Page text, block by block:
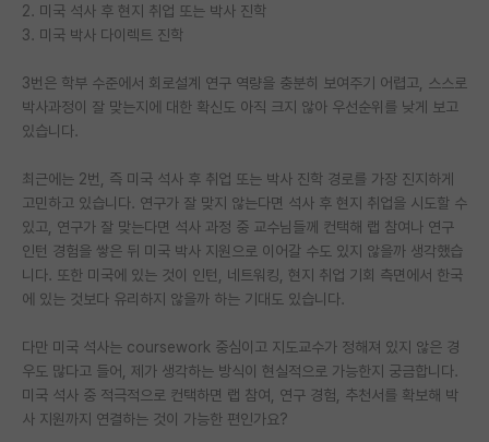
임용 후기 게시판
인문사회 계열 게시판
반도체/AI 게시판
장학금/장학생 게시판
학술 정보 게시판
커리어
유학교육
2. 미국 석사 후 현지 취업 또는 박사 진학
3. 미국 박사 다이렉트 진학
3번은 학부 수준에서 회로설계 연구 역량을 충분히 보여주기 어렵고, 스스로
박사과정이 잘 맞는지에 대한 확신도 아직 크지 않아 우선순위를 낮게 보고
있습니다.
최근에는 2번, 즉 미국 석사 후 취업 또는 박사 진학 경로를 가장 진지하게
고민하고 있습니다. 연구가 잘 맞지 않는다면 석사 후 현지 취업을 시도할 수
있고, 연구가 잘 맞는다면 석사 과정 중 교수님들께 컨택해 랩 참여나 연구
인턴 경험을 쌓은 뒤 미국 박사 지원으로 이어갈 수도 있지 않을까 생각했습
니다. 또한 미국에 있는 것이 인턴, 네트워킹, 현지 취업 기회 측면에서 한국
에 있는 것보다 유리하지 않을까 하는 기대도 있습니다.
다만 미국 석사는 coursework 중심이고 지도교수가 정해져 있지 않은 경
우도 많다고 들어, 제가 생각하는 방식이 현실적으로 가능한지 궁금합니다.
미국 석사 중 적극적으로 컨택하면 랩 참여, 연구 경험, 추천서를 확보해 박
사 지원까지 연결하는 것이 가능한 편인가요?